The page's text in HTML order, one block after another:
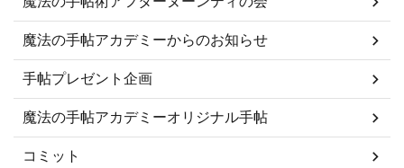
魔法の手帖アカデミーからのお知らせ
手帖プレゼント企画
魔法の手帖アカデミーオリジナル手帖
コミット